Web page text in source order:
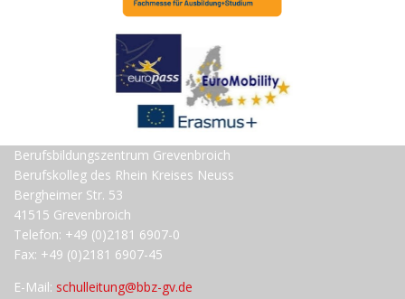
Berufsbildungszentrum Grevenbroich
Berufskolleg des Rhein Kreises Neuss
Bergheimer Str. 53
41515 Grevenbroich
Telefon: +49 (0)2181 6907-0
Fax: +49 (0)2181 6907-45
E-Mail: schulleitung@bbz-gv.de